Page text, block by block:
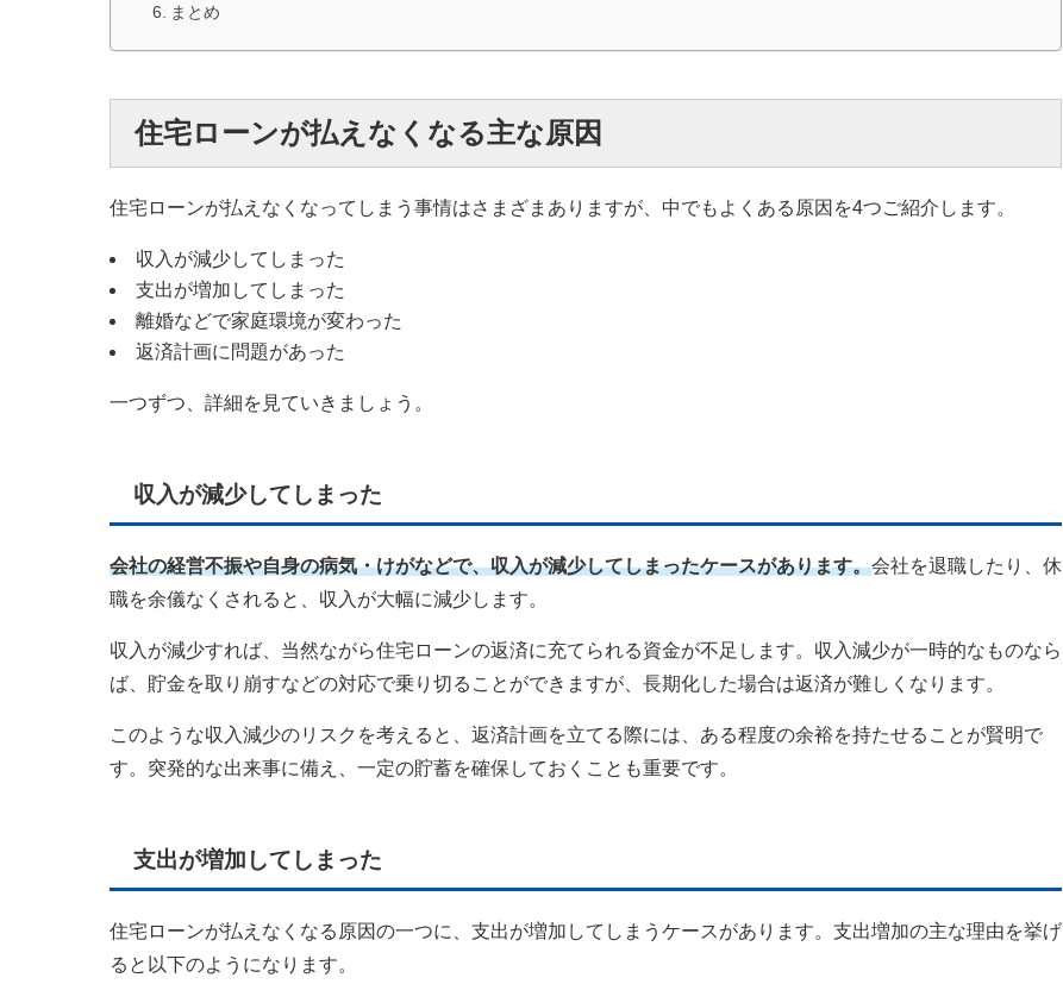
まとめ
住宅ローンが払えなくなる主な原因
住宅ローンが払えなくなってしまう事情はさまざまありますが、中でもよくある原因を4つご紹介します。
収入が減少してしまった
支出が増加してしまった
離婚などで家庭環境が変わった
返済計画に問題があった
一つずつ、詳細を見ていきましょう。
収入が減少してしまった
会社の経営不振や自身の病気・けがなどで、収入が減少してしまったケースがあります。会社を退職したり、休
職を余儀なくされると、収入が大幅に減少します。
収入が減少すれば、当然ながら住宅ローンの返済に充てられる資金が不足します。収入減少が一時的なものなら
ば、貯金を取り崩すなどの対応で乗り切ることができますが、長期化した場合は返済が難しくなります。
このような収入減少のリスクを考えると、返済計画を立てる際には、ある程度の余裕を持たせることが賢明で
す。突発的な出来事に備え、一定の貯蓄を確保しておくことも重要です。
支出が増加してしまった
住宅ローンが払えなくなる原因の一つに、支出が増加してしまうケースがあります。支出増加の主な理由を挙げ
ると以下のようになります。